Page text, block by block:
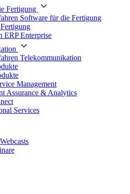
Fertigung
Software für die Fertigung
ERP Enterprise
Telekommunikation
Management
Assurance & Analytics
Services